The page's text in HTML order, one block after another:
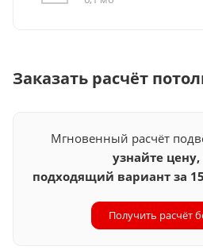
Заказать расчёт
Мгновенный расчёт
узнайте цену,
подходящий вариант за
Получить расчёт